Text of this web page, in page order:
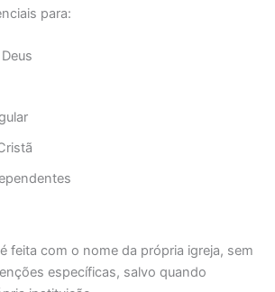
para:
feita com o nome da própria igreja, sem
específicas, salvo quando